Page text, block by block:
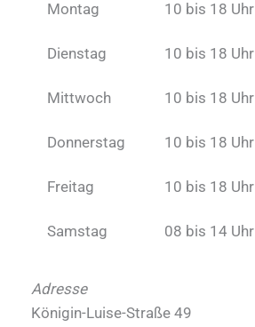
Montag
10 bis 18 Uhr
Dienstag 10 bis 18 Uhr
Mittwoch 10 bis 18 Uhr
Donnerstag 10 bis 18 Uhr
Freitag 10 bis 18 Uhr
Samstag 08 bis 14 Uhr
Adresse
Königin-Luise-Straße 49